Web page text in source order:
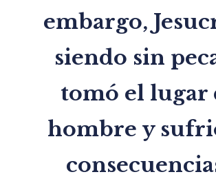
embargo,
siendo sin
tomó el lugar
hombre y